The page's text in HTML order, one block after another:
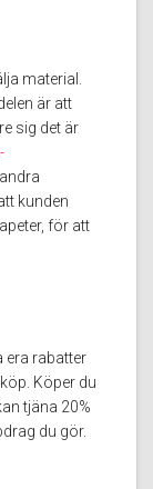
material.
är att
sig det är
kunden
för att
era rabatter
Köper du
tjäna 20%
du gör.